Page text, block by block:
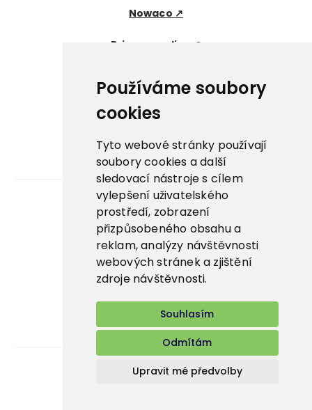
Používáme soubory
cookies
Tyto webové stránky používají
soubory cookies a další
sledovací nástroje s cílem
vylepšení uživatelského
prostředí, zobrazení
přizpůsobeného obsahu a
reklam, analýzy návštěvnosti
webových stránek a zjištění
zdroje návštěvnosti.
Souhlasím
Odmítám
Upravit mé předvolby
Nowaco ↗
Prima zmrzlina ↗
Pegas Premium ↗
La Panna ↗
Nowaco market ↗
Banquet sous-vide ↗
Kariéra
Aplikace
E-shop